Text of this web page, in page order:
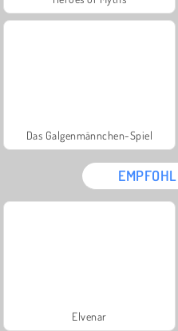
Das Galgenmännchen-Spiel
Elvenar